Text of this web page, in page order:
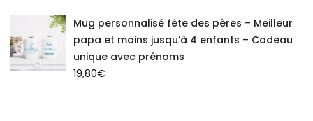
Mug personnalisé fête des pères – Meilleur
papa et mains jusqu’à 4 enfants – Cadeau
unique avec prénoms
19,80€